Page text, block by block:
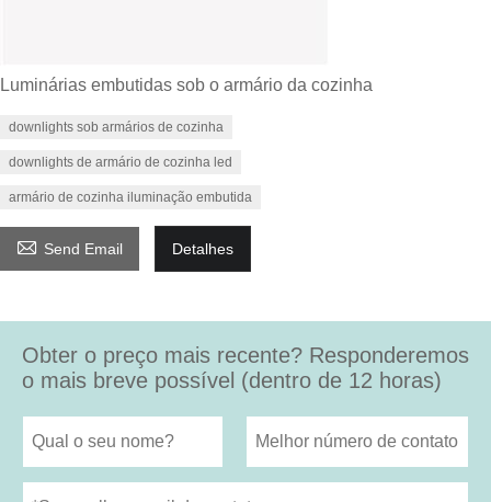
Luminárias embutidas sob o armário da cozinha
downlights sob armários de cozinha
downlights de armário de cozinha led
armário de cozinha iluminação embutida
 Send Email Detalhes
Obter o preço mais recente? Responderemos
o mais breve possível (dentro de 12 horas)